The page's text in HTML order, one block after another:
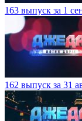
163 выпуск за 1
162 выпуск за 31